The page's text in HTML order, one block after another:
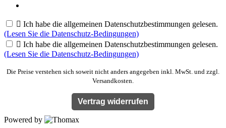
 Ich habe die allgemeinen Datenschutzbestimmungen gelesen.
(Lesen Sie die Datenschutz-Bedingungen)
 Ich habe die allgemeinen Datenschutzbestimmungen gelesen.
(Lesen Sie die Datenschutz-Bedingungen)
Die Preise verstehen sich soweit nicht anders angegeben inkl. MwSt. und zzgl.
Versandkosten.
Vertrag widerrufen
Powered by